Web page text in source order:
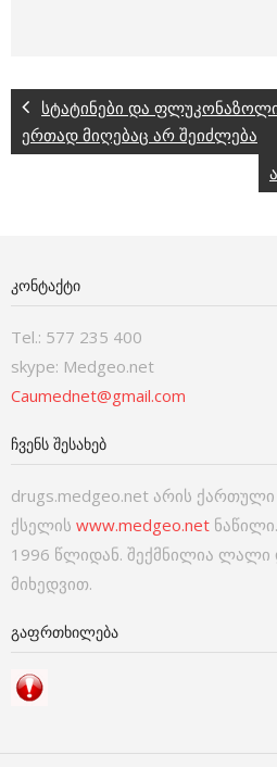
სტატინები და
ერთად მიღებაც არ შეიძლება
ᲙᲝᲜᲢᲐᲥᲢᲘ
Tel.: 577 235 400
skype: Medgeo.net
Caumednet@gmail.com
ᲩᲕᲔᲜᲡ ᲨᲔᲡᲐᲮᲔᲑ
drugs.medgeo.net არის
ქსელის www.medgeo.net
1996 წლიდან. შექმნილია ლალი
მიხედვით.
ᲒᲐᲤᲠᲗᲮᲘᲚᲔᲑᲐ